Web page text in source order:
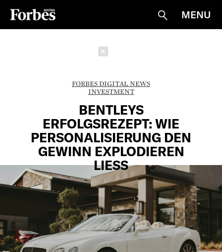
Suche
MENU
FORBES DIGITAL NEWS
INVESTMENT
BENTLEYS
ERFOLGSREZEPT: WIE
PERSONALISIERUNG DEN
GEWINN EXPLODIEREN
LIESS